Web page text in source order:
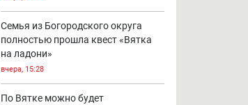
Семья из Богородского округа
полностью прошла квест «Вятка
на ладони»
вчера, 15:28
По Вятке можно будет